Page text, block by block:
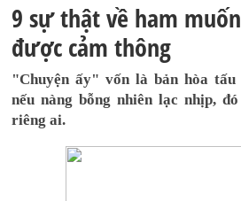
9 sự thật về ham
được cảm thông
"Chuyện ấy" vốn là bản hòa tấu
nếu nàng bỗng nhiên lạc nhịp,
riêng ai.